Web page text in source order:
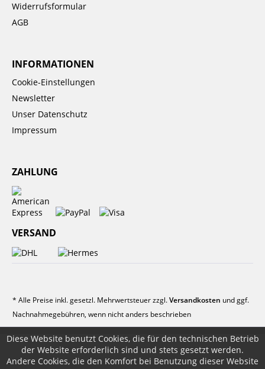
Widerrufsformular
AGB
INFORMATIONEN
Cookie-Einstellungen
Newsletter
Unser Datenschutz
Impressum
ZAHLUNG
VERSAND
* Alle Preise inkl. gesetzl. Mehrwertsteuer zzgl.Versandkosten und ggf.
Nachnahmegebühren, wenn nicht anders beschrieben
Diese Website benutzt Cookies, die für den technischen Betrieb
der Website erforderlich sind und stets gesetzt werden.
Andere Cookies, die den Komfort bei Benutzung dieser Website